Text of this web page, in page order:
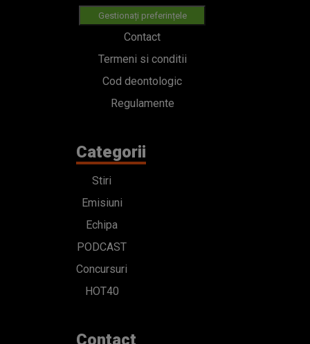
Gestionați preferințele
Contact
Termeni si conditii
Cod deontologic
Regulamente
Categorii
Stiri
Emisiuni
Echipa
PODCAST
Concursuri
HOT40
Contact